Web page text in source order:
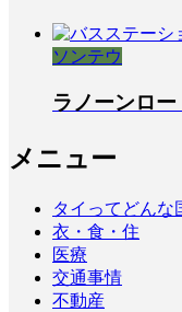
ソンテウ
ラノーンロ
メニュー
タイってどんな
衣・食・住
医療
交通事情
不動産